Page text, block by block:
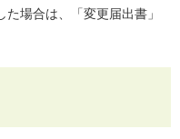
場合は、「変更届出書」